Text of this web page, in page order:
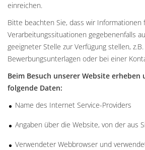
einreichen.
Bitte beachten Sie, dass wir Informationen
Verarbeitungssituationen gegebenenfalls
geeigneter Stelle zur Verfügung stellen,
Bewerbungsunterlagen oder bei einer
Beim Besuch unserer Website
folgende Daten:
Name des Internet Service-Providers
Angaben über die Website, von der aus
Verwendeter Webbrowser und